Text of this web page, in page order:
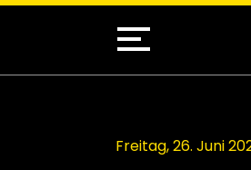
Freitag, 26. Juni